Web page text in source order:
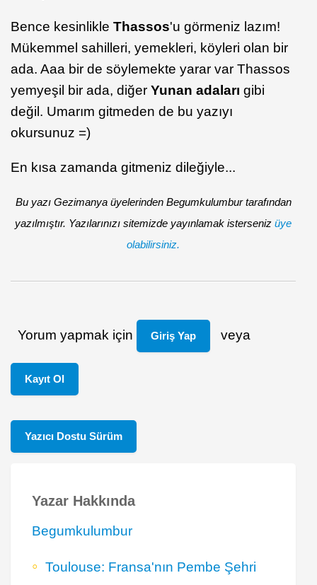
Bence kesinlikle Thassos'u görmeniz lazım!
Mükemmel sahilleri, yemekleri, köyleri olan bir
ada. Aaa bir de söylemekte yarar var Thassos
yemyeşil bir ada, diğer Yunan adaları gibi
değil. Umarım gitmeden de bu yazıyı
okursunuz =)
En kısa zamanda gitmeniz dileğiyle...
Bu yazı Gezimanya üyelerinden Begumkulumbur tarafından
yazılmıştır. Yazılarınızı sitemizde yayınlamak isterseniz üye
olabilirsiniz.
Yorum yapmak için Giriş Yap veya
Kayıt Ol
Yazıcı Dostu Sürüm
Yazar Hakkında
Begumkulumbur
Toulouse: Fransa'nın Pembe Şehri